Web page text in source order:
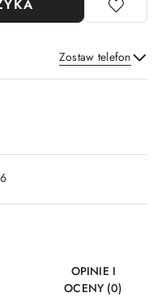
Zostaw telefon
OPINIE I
OCENY (0)